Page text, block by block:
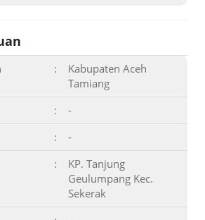
:
Kabupaten Aceh
Tamiang
:
-
:
-
:
KP. Tanjung
Geulumpang Kec.
Sekerak